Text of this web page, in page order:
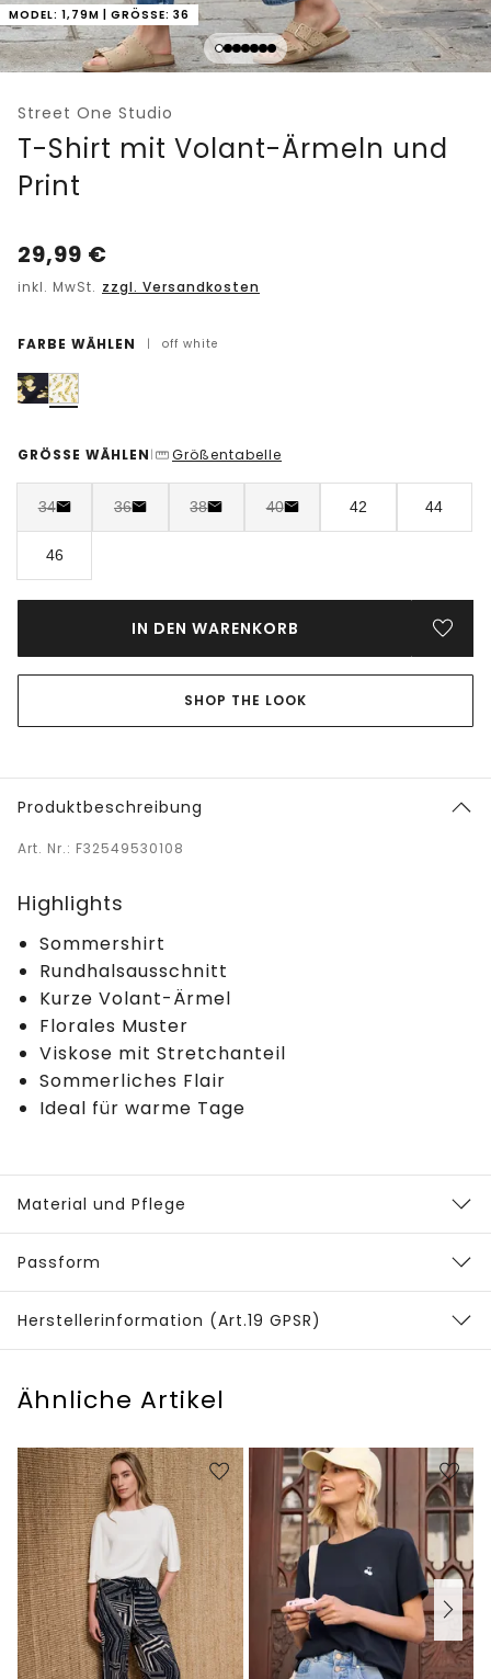
MODEL: 1,79M | GRÖSSE: 36
Street One Studio
T-Shirt mit Volant-Ärmeln und
Print
29,99 €
inkl. MwSt. zzgl. Versandkosten
FARBE WÄHLEN | off white
GRÖSSE WÄHLEN | Größentabelle
34 36 38 40 42 44
46
IN DEN WARENKORB
SHOP THE LOOK
Produktbeschreibung
Art. Nr.: F32549530108
Highlights
Sommershirt
Rundhalsausschnitt
Kurze Volant-Ärmel
Florales Muster
Viskose mit Stretchanteil
Sommerliches Flair
Ideal für warme Tage
Material und Pflege
Passform
Herstellerinformation (Art.19 GPSR)
Ähnliche Artikel